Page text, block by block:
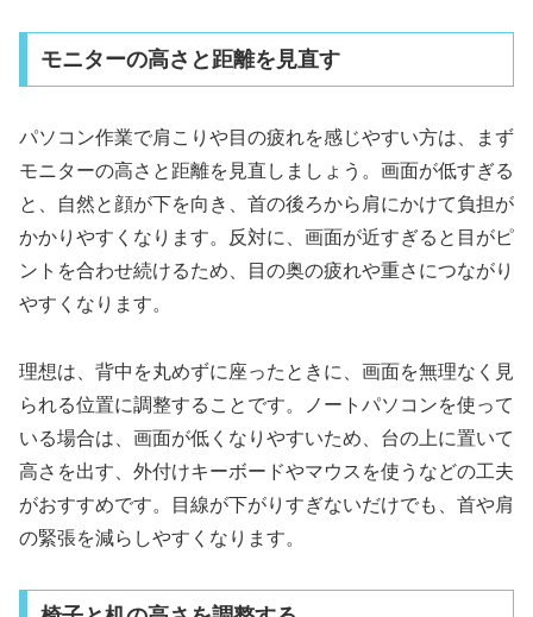
モニターの高さと距離を見直す
パソコン作業で肩こりや目の疲れを感じやすい方は、まず
モニターの高さと距離を見直しましょう。画面が低すぎる
と、自然と顔が下を向き、首の後ろから肩にかけて負担が
かかりやすくなります。反対に、画面が近すぎると目がピ
ントを合わせ続けるため、目の奥の疲れや重さにつながり
やすくなります。
理想は、背中を丸めずに座ったときに、画面を無理なく見
られる位置に調整することです。ノートパソコンを使って
いる場合は、画面が低くなりやすいため、台の上に置いて
高さを出す、外付けキーボードやマウスを使うなどの工夫
がおすすめです。目線が下がりすぎないだけでも、首や肩
の緊張を減らしやすくなります。